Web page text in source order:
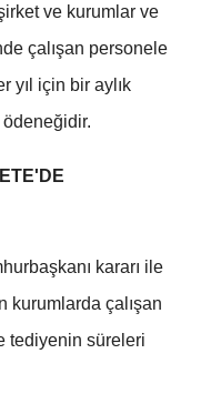
ve kurumlar ve
çalışan personele
yıl için bir aylık
kararı ile
kurumlarda çalışan
tediyenin süreleri